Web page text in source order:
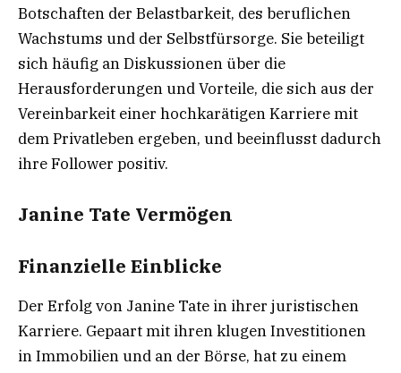
Botschaften der Belastbarkeit, des beruflichen
Wachstums und der Selbstfürsorge. Sie beteiligt
sich häufig an Diskussionen über die
Herausforderungen und Vorteile, die sich aus der
Vereinbarkeit einer hochkarätigen Karriere mit
dem Privatleben ergeben, und beeinflusst dadurch
ihre Follower positiv.
Janine Tate Vermögen
Finanzielle Einblicke
Der Erfolg von Janine Tate in ihrer juristischen
Karriere. Gepaart mit ihren klugen Investitionen
in Immobilien und an der Börse, hat zu einem